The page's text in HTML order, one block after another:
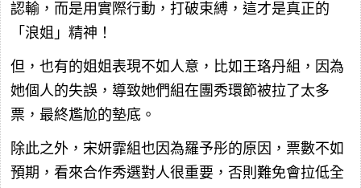
認輸，而是用實際行動，打破束縛，這才是真正的
「浪姐」精神！
但，也有的姐姐表現不如人意，比如王珞丹組，因為
她個人的失誤，導致她們組在團秀環節被拉了太多
票，最終尷尬的墊底。
除此之外，宋妍霏組也因為羅予彤的原因，票數不如
預期，看來合作秀選對人很重要，否則難免會拉低全